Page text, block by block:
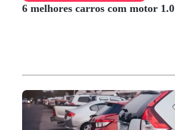
6 melhores carros com motor 1.0